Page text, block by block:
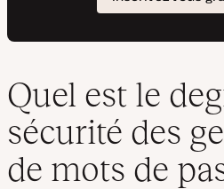
Quel est le
sécurité des
de mots de